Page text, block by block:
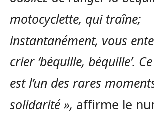
motocyclette, qui traîne;
instantanément, vous
crier ‘béquille, béquille’.
est l’un des rares
solidarité », affirme le